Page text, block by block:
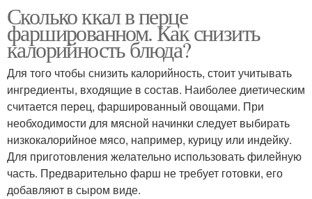
Сколько ккал в перце
фаршированном. Как снизить
калорийность блюда?
Для того чтобы снизить калорийность, стоит учитывать
ингредиенты, входящие в состав. Наиболее диетическим
считается перец, фаршированный овощами. При
необходимости для мясной начинки следует выбирать
низкокалорийное мясо, например, курицу или индейку.
Для приготовления желательно использовать филейную
часть. Предварительно фарш не требует готовки, его
добавляют в сыром виде.